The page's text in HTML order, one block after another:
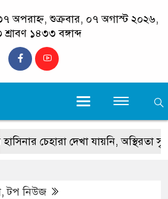
অপরাহ্ন, শুক্রবার, ০৭ অগাস্ট ২০২৬,
১৪৩৩ বঙ্গাব্দ
চেহারা দেখা যায়নি, অস্থিরতা সৃষ্টিতে
,টপ নিউজ